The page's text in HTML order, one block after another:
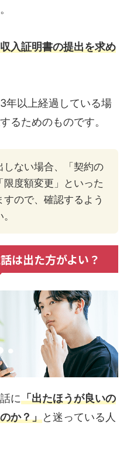
入証明書の提出を求め
年以上経過している場
るためのものです。
しない場合、「契約の
限度額変更」といった
ので、確認するよう
は出た方がよい？
に「出たほうが良いの
か？」と迷っている人